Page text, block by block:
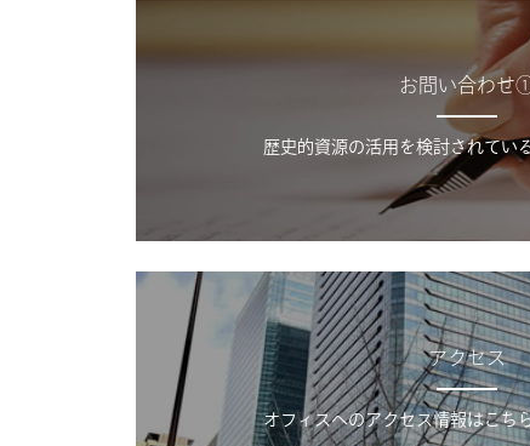
お問い合わせ
歴史的資源の活用を検討されてい
アクセス
オフィスへのアクセス情報はこち